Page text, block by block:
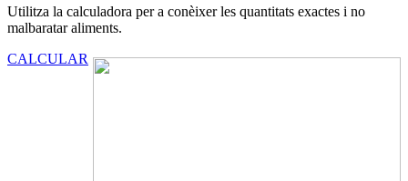
Utilitza la calculadora per a conèixer les quantitats exactes i no
malbaratar aliments.
CALCULAR